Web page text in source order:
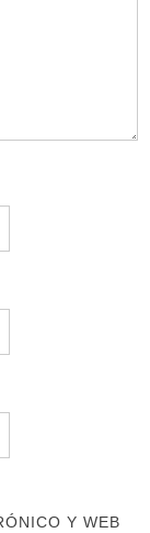
Y WEB